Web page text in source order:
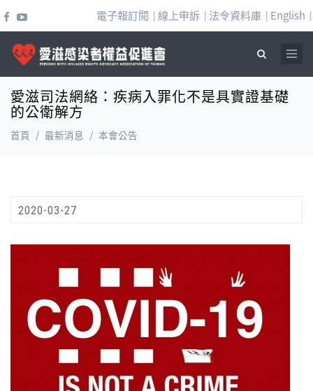
電子報訂閱 | 線上申訴 | 法令資料庫 | English |
搜尋表單
愛滋司法網絡：疾病入罪化不是具實證基礎
的公衛解方
首頁 / 最新消息 / 本會公告
2020-03-27